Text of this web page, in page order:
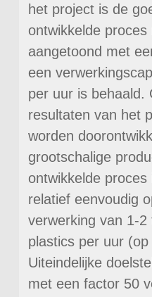
het project is de
ontwikkelde
aangetoond met
een
per uur is behaald.
resultaten van het
worden
grootschalige
ontwikkelde
relatief eenvoudig
verwerking van 1-
plastics per uur
Uiteindelijke
met een factor 50